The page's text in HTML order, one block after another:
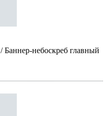
/ Баннер-небоскреб главный